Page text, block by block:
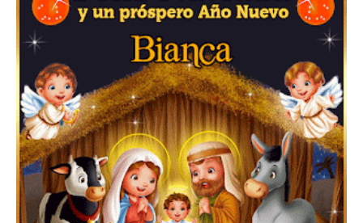
Feliz Navidad y próspero Año Nuevo Gladis